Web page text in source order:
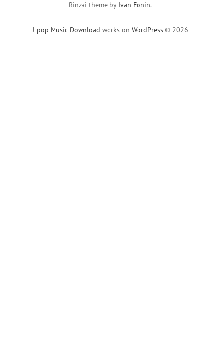
J-pop Music Download works on WordPress © 2026
Rinzai theme by Ivan Fonin.